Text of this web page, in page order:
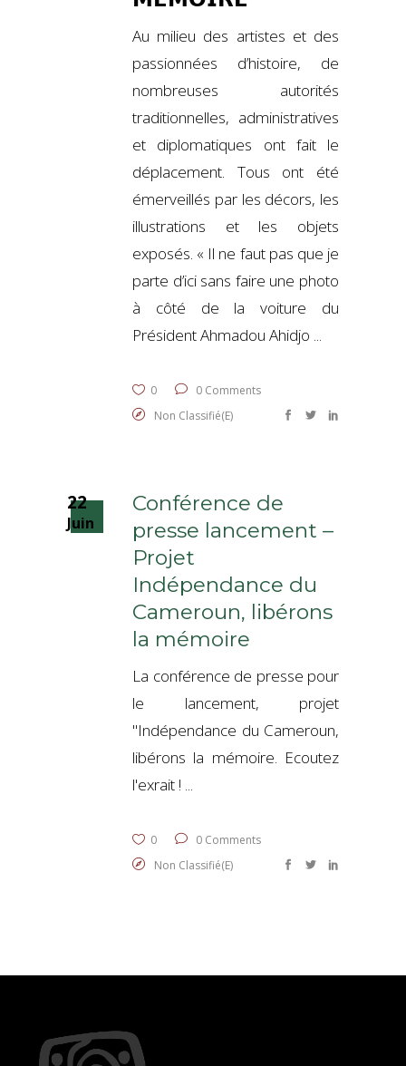
Au milieu des artistes et des
passionnées d’histoire, de
nombreuses autorités
traditionnelles, administratives
et diplomatiques ont fait le
déplacement. Tous ont été
émerveillés par les décors, les
illustrations et les objets
exposés. « Il ne faut pas que je
parte d’ici sans faire une photo
à côté de la voiture du
Président Ahmadou Ahidjo
0
0 Comments
Non Classifié(e)
22
Juin
Conférence de
presse lancement –
Projet
Indépendance du
Cameroun, libérons
la mémoire
La conférence de presse pour
le lancement, projet
"Indépendance du Cameroun,
libérons la mémoire. Ecoutez
l'exrait !
0
0 Comments
Non Classifié(e)